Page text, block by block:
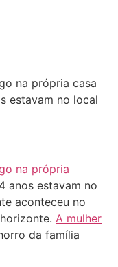
na própria casa
estavam no local
na própria
anos estavam no
aconteceu no
A mulher
da família